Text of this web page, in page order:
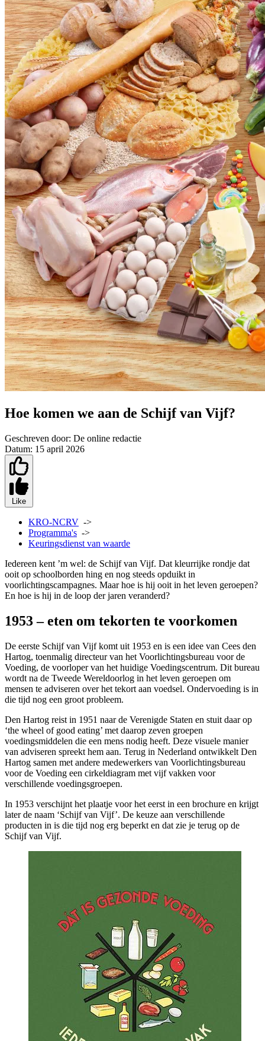
Hoe komen we aan de Schijf van Vijf?
Geschreven door: De online redactie
Datum: 15 april 2026
Like
KRO-NCRV ->
Programma's ->
Keuringsdienst van waarde
Iedereen kent ’m wel: de Schijf van Vijf. Dat kleurrijke rondje dat
ooit op schoolborden hing en nog steeds opduikt in
voorlichtingscampagnes. Maar hoe is hij ooit in het leven geroepen?
En hoe is hij in de loop der jaren veranderd?
1953 – eten om tekorten te voorkomen
De eerste Schijf van Vijf komt uit 1953 en is een idee van Cees den
Hartog, toenmalig directeur van het Voorlichtingsbureau voor de
Voeding, de voorloper van het huidige Voedingscentrum. Dit bureau
wordt na de Tweede Wereldoorlog in het leven geroepen om
mensen te adviseren over het tekort aan voedsel. Ondervoeding is in
die tijd nog een groot probleem.
Den Hartog reist in 1951 naar de Verenigde Staten en stuit daar op
‘the wheel of good eating’ met daarop zeven groepen
voedingsmiddelen die een mens nodig heeft. Deze visuele manier
van adviseren spreekt hem aan. Terug in Nederland ontwikkelt Den
Hartog samen met andere medewerkers van Voorlichtingsbureau
voor de Voeding een cirkeldiagram met vijf vakken voor
verschillende voedingsgroepen.
In 1953 verschijnt het plaatje voor het eerst in een brochure en krijgt
later de naam ‘Schijf van Vijf’. De keuze aan verschillende
producten in is die tijd nog erg beperkt en dat zie je terug op de
Schijf van Vijf.